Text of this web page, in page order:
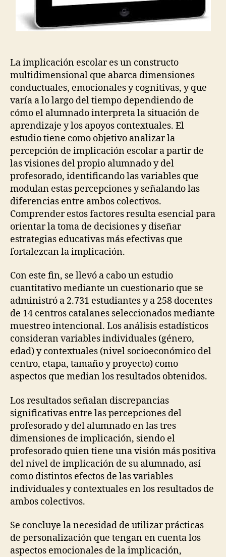
La implicación escolar es un constructo
multidimensional que abarca dimensiones
conductuales, emocionales y cognitivas, y que
varía a lo largo del tiempo dependiendo de
cómo el alumnado interpreta la situación de
aprendizaje y los apoyos contextuales. El
estudio tiene como objetivo analizar la
percepción de implicación escolar a partir de
las visiones del propio alumnado y del
profesorado, identificando las variables que
modulan estas percepciones y señalando las
diferencias entre ambos colectivos.
Comprender estos factores resulta esencial para
orientar la toma de decisiones y diseñar
estrategias educativas más efectivas que
fortalezcan la implicación.
Con este fin, se llevó a cabo un estudio
cuantitativo mediante un cuestionario que se
administró a 2.731 estudiantes y a 258 docentes
de 14 centros catalanes seleccionados mediante
muestreo intencional. Los análisis estadísticos
consideran variables individuales (género,
edad) y contextuales (nivel socioeconómico del
centro, etapa, tamaño y proyecto) como
aspectos que median los resultados obtenidos.
Los resultados señalan discrepancias
significativas entre las percepciones del
profesorado y del alumnado en las tres
dimensiones de implicación, siendo el
profesorado quien tiene una visión más positiva
del nivel de implicación de su alumnado, así
como distintos efectos de las variables
individuales y contextuales en los resultados de
ambos colectivos.
Se concluye la necesidad de utilizar prácticas
de personalización que tengan en cuenta los
aspectos emocionales de la implicación,